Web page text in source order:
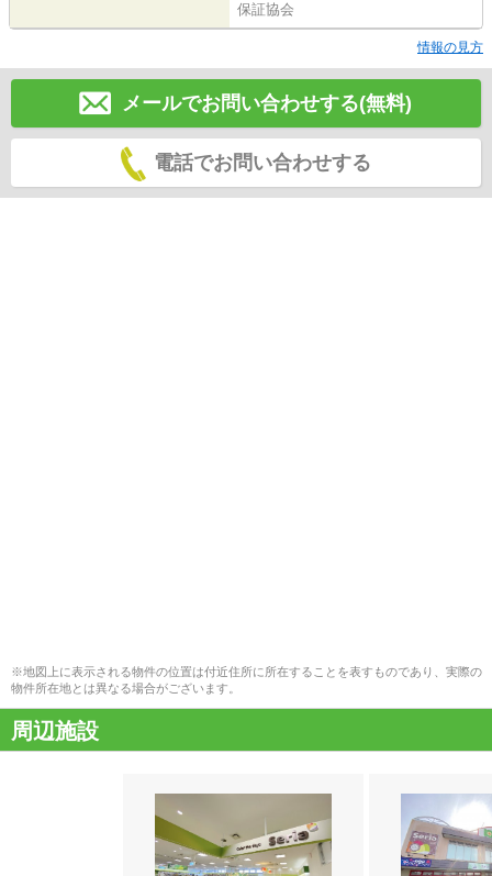
保証協会
情報の見方
メールでお問い合わせする(無料)
電話でお問い合わせする
※地図上に表示される物件の位置は付近住所に所在することを表すものであり、実際の
物件所在地とは異なる場合がございます。
周辺施設